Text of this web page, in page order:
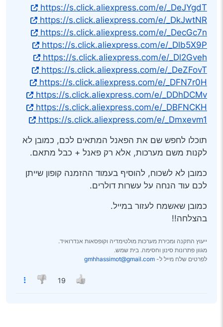
https://s.click.aliexpress.com/e/_DeJYgdT
https://s.click.aliexpress.com/e/_DkJwtNR
https://s.click.aliexpress.com/e/_DecGc7n
https://s.click.aliexpress.com/e/_Dlb5X9P
https://s.click.aliexpress.com/e/_Dl2Gveh
https://s.click.aliexpress.com/e/_DeZFovT
https://s.click.aliexpress.com/e/_DFN7r0H
https://s.click.aliexpress.com/e/_DDhDCMv
https://s.click.aliexpress.com/e/_DBFNCKH
https://s.click.aliexpress.com/e/_Dmxevm1
תוכלו לחפש שם את הפאנל המתאים לכם, כמובן לא
לקנות משם מערכות, אלא רק פאנל + כבל מתאם.
כמובן לא לשכוח, להוסיף בעמוד ההזמנה קופון שייתן
לכם עוד הנחה על עשרות דולרים.
כמובן שאשמח לעזור במייל.
בהצלחה!!
ייעוץ התקנה ומכירת מערכות מולטימדיה וקופסאות אנדרואיד.
מגוון פתרונות סינון וחסימה. בית שמש.
לפרטים שלח מייל ל- gmhhassimot@gmail.com
19